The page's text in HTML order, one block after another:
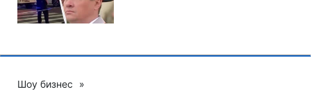
Шоу бизнес »